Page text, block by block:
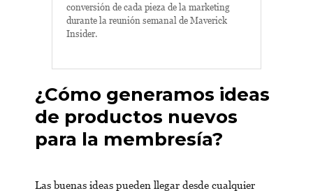
conversión de cada pieza de la marketing
durante la reunión semanal de Maverick
Insider.
¿Cómo generamos ideas
de productos nuevos
para la membresía?
Las buenas ideas pueden llegar desde cualquier